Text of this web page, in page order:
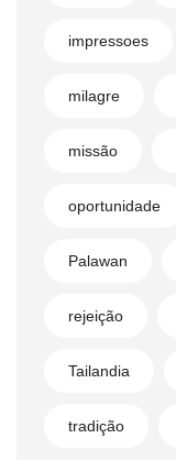
impressoes
milagre
missão
oportunidade
Palawan
rejeição
Tailandia
tradição